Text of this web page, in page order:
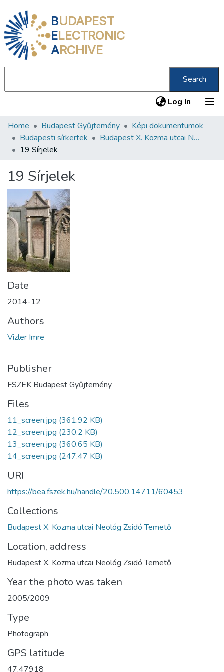
BUDAPEST
ELECTRONIC
ARCHIVE
Search
Log In (current)
Communities & Collections
All of DSpace
About us
Home Budapest Gyűjtemény
Képi dokumentumok
Budapesti sírkertek
Budapest X. Kozma utcai Neológ Zsidó Temető
19 Sírjelek
19 Sírjelek
Date
2014-12
Authors
Vizler Imre
Publisher
FSZEK Budapest Gyűjtemény
Files
11_screen.jpg (361.92 KB)
12_screen.jpg (230.2 KB)
13_screen.jpg (360.65 KB)
14_screen.jpg (247.47 KB)
URI
https://bea.fszek.hu/handle/20.500.14711/60453
Collections
Budapest X. Kozma utcai Neológ Zsidó Temető
Location, address
Budapest X. Kozma utcai Neológ Zsidó Temető
Year the photo was taken
2005/2009
Type
Photograph
GPS latitude
47.47918